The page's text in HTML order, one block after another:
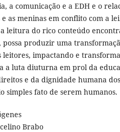
a comunicação e a EDH e o
as meninas em conflito com a
leitura do rico conteúdo
possa produzir uma
leitores, impactando e
a luta diuturna em prol da
e da dignidade humana
simples fato de serem humanos.
Brabo